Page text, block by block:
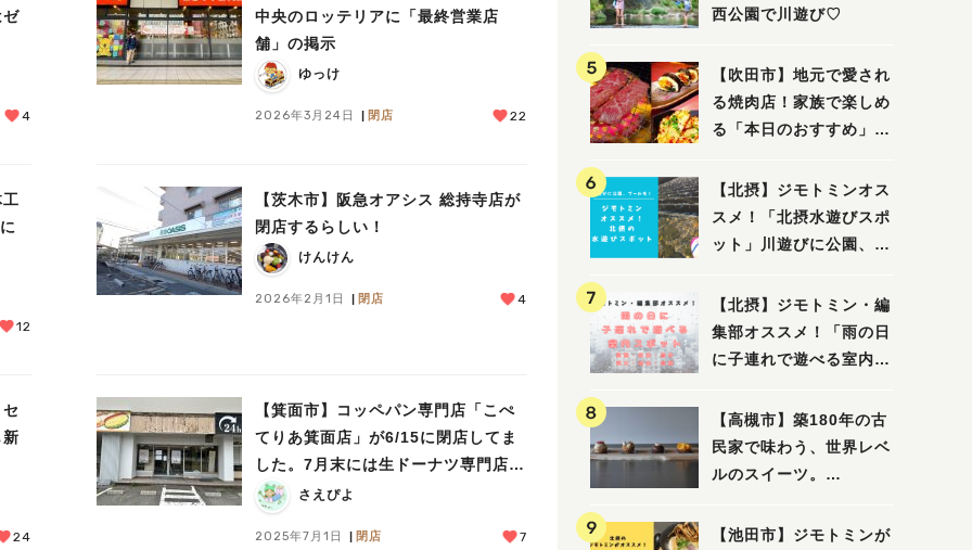
ゼ
4
中央のロッテリアに「最終営業店
舗」の掲示
ゆっけ
2026年3月24日 閉店 22
12
【茨木市】阪急オアシス 総持寺店が
閉店するらしい！
けんけん
2026年2月1日 閉店 4
24
【箕面市】コッペパン専門店「こぺ
てりあ箕面店」が6/15に閉店してま
した。7月末には生ドーナツ専門店が
入るもよう。
さえぴよ
2025年7月1日 閉店 7
西公園で川遊び♡
【吹田市】地元で愛され
る焼肉店！家族で楽しめ
る「本日のおすすめ」で
【北摂】ジモトミンオス
スメ！「北摂水遊びスポ
ット」川遊びに公園、プ
吹田・茨木・高槻）
【北摂】ジモトミン・編
集部オススメ！「雨の日
に子連れで遊べる室内ス
箕面・吹田・豊中・茨
木・池田）
【高槻市】築180年の古
民家で味わう、世界レベ
ルのスイーツ。
月3日にオープン！（教
【池田市】ジモトミンが